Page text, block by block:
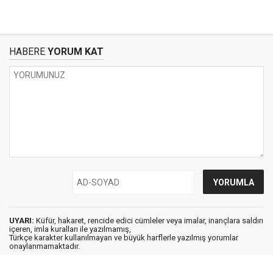
HABERE YORUM KAT
UYARI: Küfür, hakaret, rencide edici cümleler veya imalar, inançlara saldırı
içeren, imla kuralları ile yazılmamış,
Türkçe karakter kullanılmayan ve büyük harflerle yazılmış yorumlar
onaylanmamaktadır.